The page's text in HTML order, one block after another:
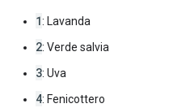
1: Lavanda
2: Verde salvia
3: Uva
4: Fenicottero